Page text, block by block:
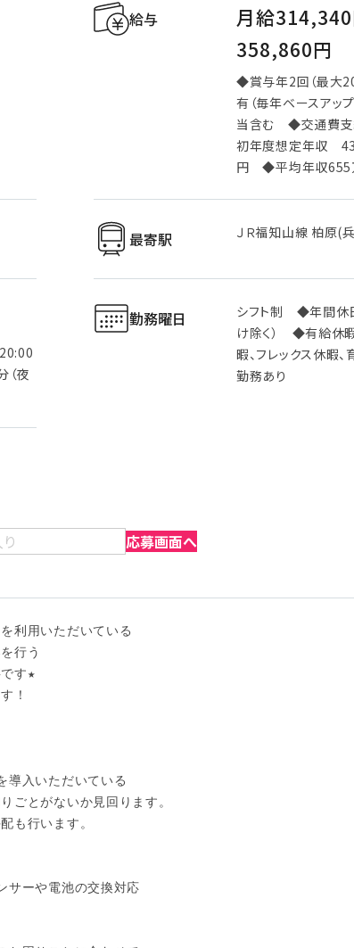
給与
月給
358,860円
◆賞与年2回（最
有（毎年ベースアッ
当含む ◆交通費
初年度想定年収
円 ◆平均年収655
最寄駅 ＪＲ福知山線 柏原(
夜
勤務曜日
シフト制 ◆年間休
け除く） ◆有給休暇
暇、フレックス休暇
勤務あり
応募画面へ
利用いただいている
行う
す★
！
導入いただいている
とがないか見回ります。
行います。
サーや電池の交換対応